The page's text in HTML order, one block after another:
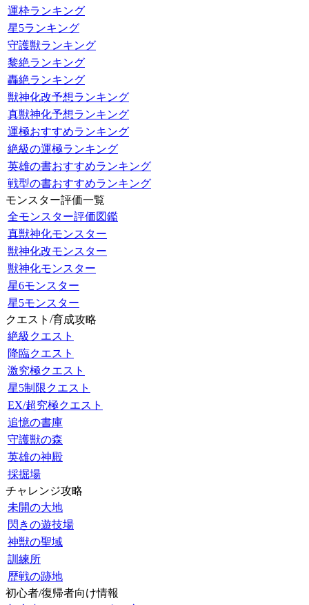
運枠ランキング
星5ランキング
守護獣ランキング
黎絶ランキング
轟絶ランキング
獣神化改予想ランキング
真獣神化予想ランキング
運極おすすめランキング
絶級の運極ランキング
英雄の書おすすめランキング
戦型の書おすすめランキング
モンスター評価一覧
全モンスター評価図鑑
真獣神化モンスター
獣神化改モンスター
獣神化モンスター
星6モンスター
星5モンスター
クエスト/育成攻略
絶級クエスト
降臨クエスト
激究極クエスト
星5制限クエスト
EX/超究極クエスト
追憶の書庫
守護獣の森
英雄の神殿
採掘場
チャレンジ攻略
未開の大地
閃きの遊技場
神獣の聖域
訓練所
歴戦の跡地
初心者/復帰者向け情報